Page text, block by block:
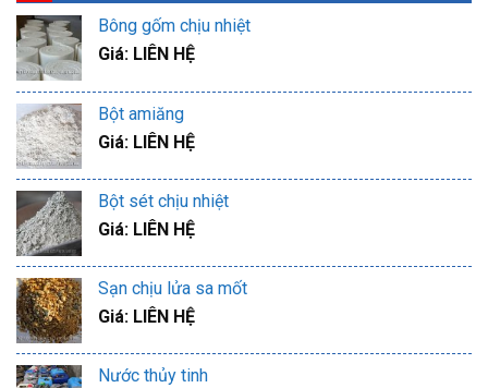
Bông gốm chịu nhiệt
Giá: LIÊN HỆ
Bột amiăng
Giá: LIÊN HỆ
Bột sét chịu nhiệt
Giá: LIÊN HỆ
Sạn chịu lửa sa mốt
Giá: LIÊN HỆ
Nước thủy tinh